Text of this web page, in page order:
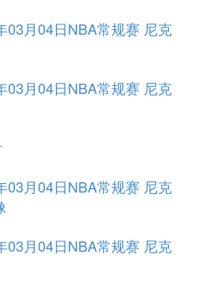
03月04日NBA常规赛 尼克
03月04日NBA常规赛 尼克
03月04日NBA常规赛 尼克
03月04日NBA常规赛 尼克